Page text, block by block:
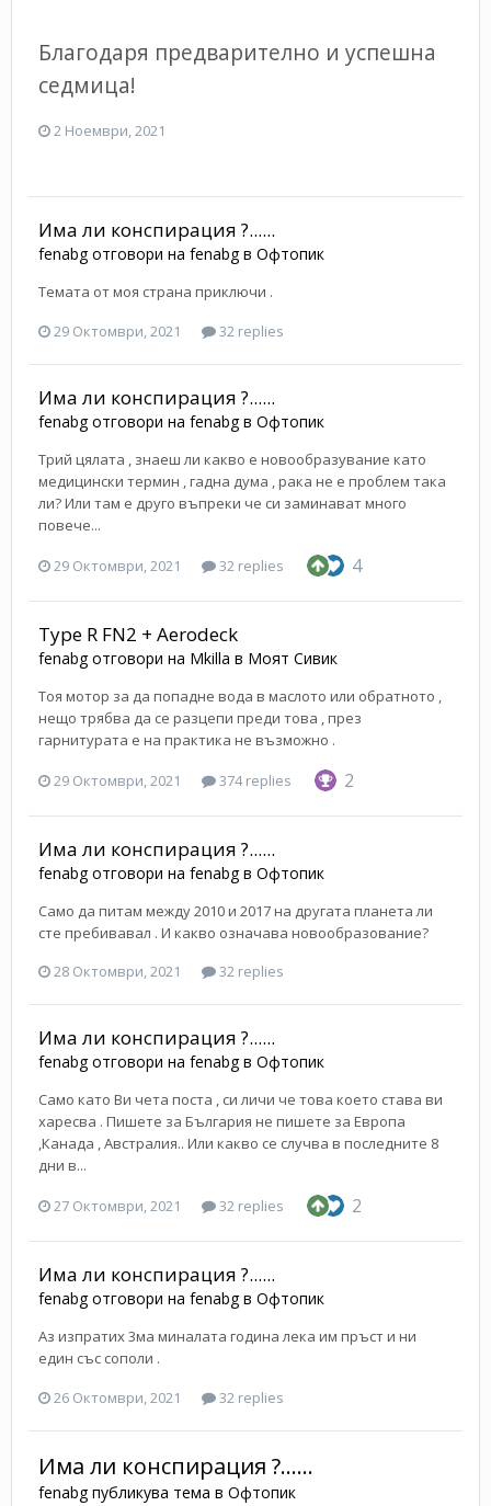
Благодаря предварително и успешна
седмица!
2 Ноември, 2021
Има ли конспирация ?......
fenabgотговори на fenabgв Офтопик
Темата от моя страна приключи .
29 Октомври, 2021
32 replies
Има ли конспирация ?......
fenabgотговори на fenabgв Офтопик
Трий цялата , знаеш ли какво е новообразувание като
медицински термин , гадна дума , рака не е проблем така
ли? Или там е друго въпреки че си заминават много
повече...
29 Октомври, 2021 32 replies 4
Type R FN2 + Aerodeck
fenabgотговори на Mkilla в Моят Сивик
Тоя мотор за да попадне вода в маслото или обратното ,
нещо трябва да се разцепи преди това , през
гарнитурата е на практика не възможно .
29 Октомври, 2021 374 replies 2
Има ли конспирация ?......
fenabgотговори на fenabgв Офтопик
Само да питам между 2010 и 2017 на другата планета ли
сте пребивавал . И какво означава новообразование?
28 Октомври, 2021
32 replies
Има ли конспирация ?......
fenabgотговори на fenabgв Офтопик
Само като Ви чета поста , си личи че това което става ви
харесва . Пишете за България не пишете за Европа
,Канада , Австралия.. Или какво се случва в последните 8
дни в...
27 Октомври, 2021 32 replies 2
Има ли конспирация ?......
fenabgотговори на fenabgв Офтопик
Аз изпратих 3ма миналата година лека им пръст и ни
един със сополи .
26 Октомври, 2021
32 replies
Има ли конспирация ?......
fenabgпубликува тема в Офтопик